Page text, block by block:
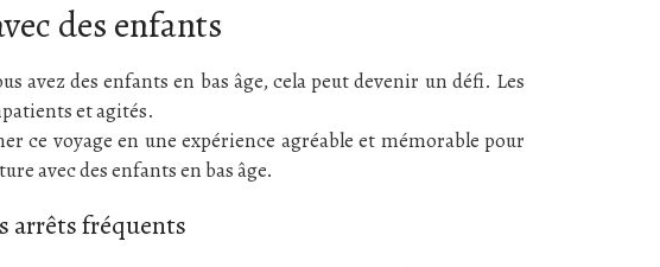
des enfants
des enfants en bas âge, cela peut devenir un défi. Les
et agités.
ce voyage en une expérience agréable et mémorable pour
avec des enfants en bas âge.
arrêts fréquents